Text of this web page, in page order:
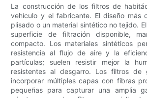
La construcción de los filtros de
vehículo y el fabricante. El diseño más
plisado o un material sintético no tejido.
superficie de filtración disponible,
compacto. Los materiales sintéticos
resistencia al flujo de aire y la
partículas; suelen resistir mejor la
resistentes al desgarro. Los filtros de
incorporar múltiples capas con fibras
pequeñas para capturar una amplia